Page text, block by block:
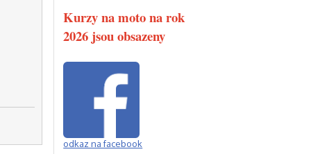
Kurzy na moto na rok
2026 jsou obsazeny
odkaz na facebook